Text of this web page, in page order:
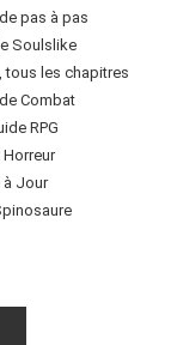
pas à pas
Soulslike
tous les chapitres
Combat
RPG
à Jour